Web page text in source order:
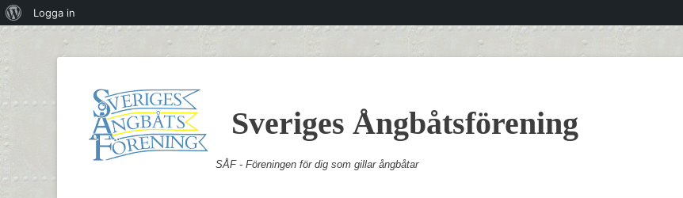
Sveriges Ångbåtsförening
SÅF - Föreningen för dig som gillar ångbåtar
OmLogga in